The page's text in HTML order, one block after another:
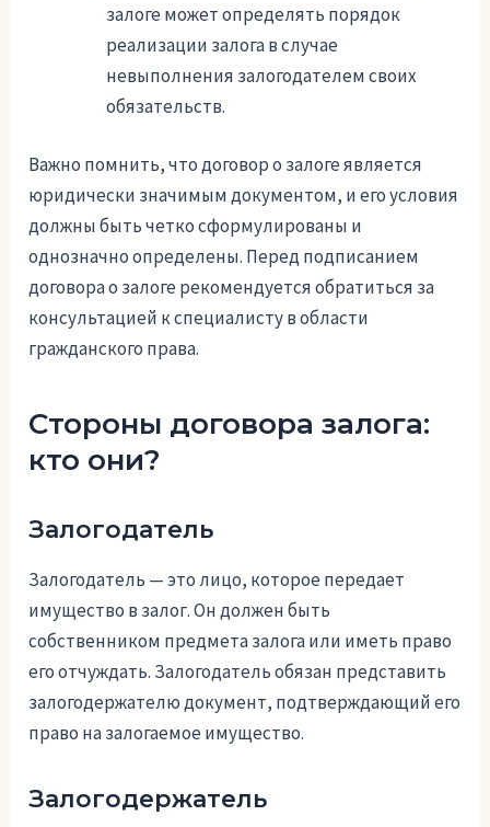
залоге может определять порядок
реализации залога в случае
невыполнения залогодателем своих
обязательств.
Важно помнить, что договор о залоге является
юридически значимым документом, и его условия
должны быть четко сформулированы и
однозначно определены. Перед подписанием
договора о залоге рекомендуется обратиться за
консультацией к специалисту в области
гражданского права.
Стороны договора залога:
кто они?
Залогодатель
Залогодатель — это лицо, которое передает
имущество в залог. Он должен быть
собственником предмета залога или иметь право
его отчуждать. Залогодатель обязан представить
залогодержателю документ, подтверждающий его
право на залогаемое имущество.
Залогодержатель